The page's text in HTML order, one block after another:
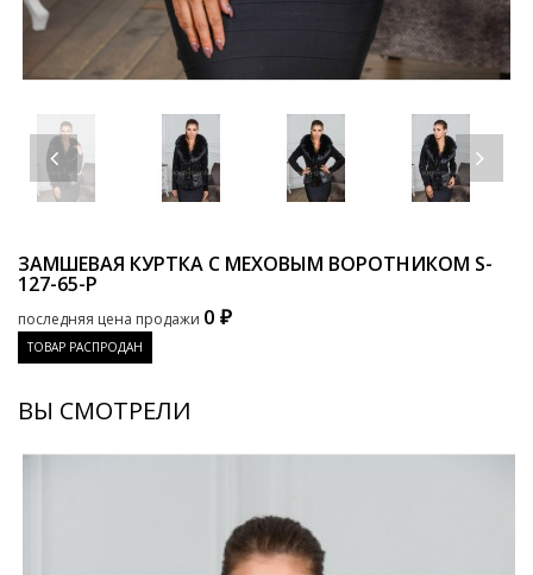
ЗАМШЕВАЯ КУРТКА С МЕХОВЫМ ВОРОТНИКОМ S-
127-65-P
последняя цена продажи 0 ₽
ТОВАР РАСПРОДАН
ВЫ СМОТРЕЛИ